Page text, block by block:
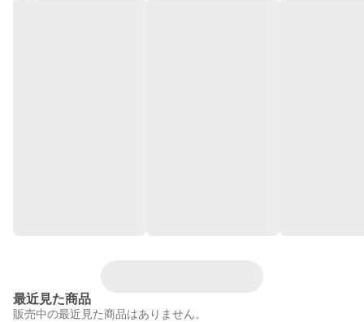
最近見た商品
販売中の最近見た商品はありません。